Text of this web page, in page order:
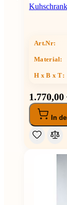
Art.Nr:
Material:
H x B x T:
1.770,00
In